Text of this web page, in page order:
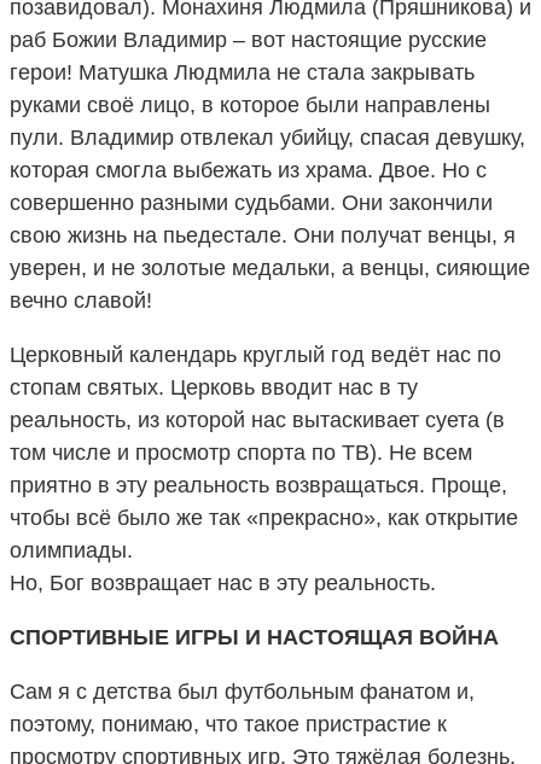
позавидовал). Монахиня Людмила (Пряшникова) и
раб Божии Владимир – вот настоящие русские
герои! Матушка Людмила не стала закрывать
руками своё лицо, в которое были направлены
пули. Владимир отвлекал убийцу, спасая девушку,
которая смогла выбежать из храма. Двое. Но с
совершенно разными судьбами. Они закончили
свою жизнь на пьедестале. Они получат венцы, я
уверен, и не золотые медальки, а венцы, сияющие
вечно славой!
Церковный календарь круглый год ведёт нас по
стопам святых. Церковь вводит нас в ту
реальность, из которой нас вытаскивает суета (в
том числе и просмотр спорта по ТВ). Не всем
приятно в эту реальность возвращаться. Проще,
чтобы всё было же так «прекрасно», как открытие
олимпиады.
Но, Бог возвращает нас в эту реальность.
СПОРТИВНЫЕ ИГРЫ И НАСТОЯЩАЯ ВОЙНА
Сам я с детства был футбольным фанатом и,
поэтому, понимаю, что такое пристрастие к
просмотру спортивных игр. Это тяжёлая болезнь.